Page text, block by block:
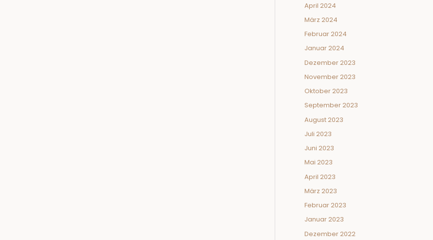
April 2024
März 2024
Februar 2024
Januar 2024
Dezember 2023
November 2023
Oktober 2023
September 2023
August 2023
Juli 2023
Juni 2023
Mai 2023
April 2023
März 2023
Februar 2023
Januar 2023
Dezember 2022